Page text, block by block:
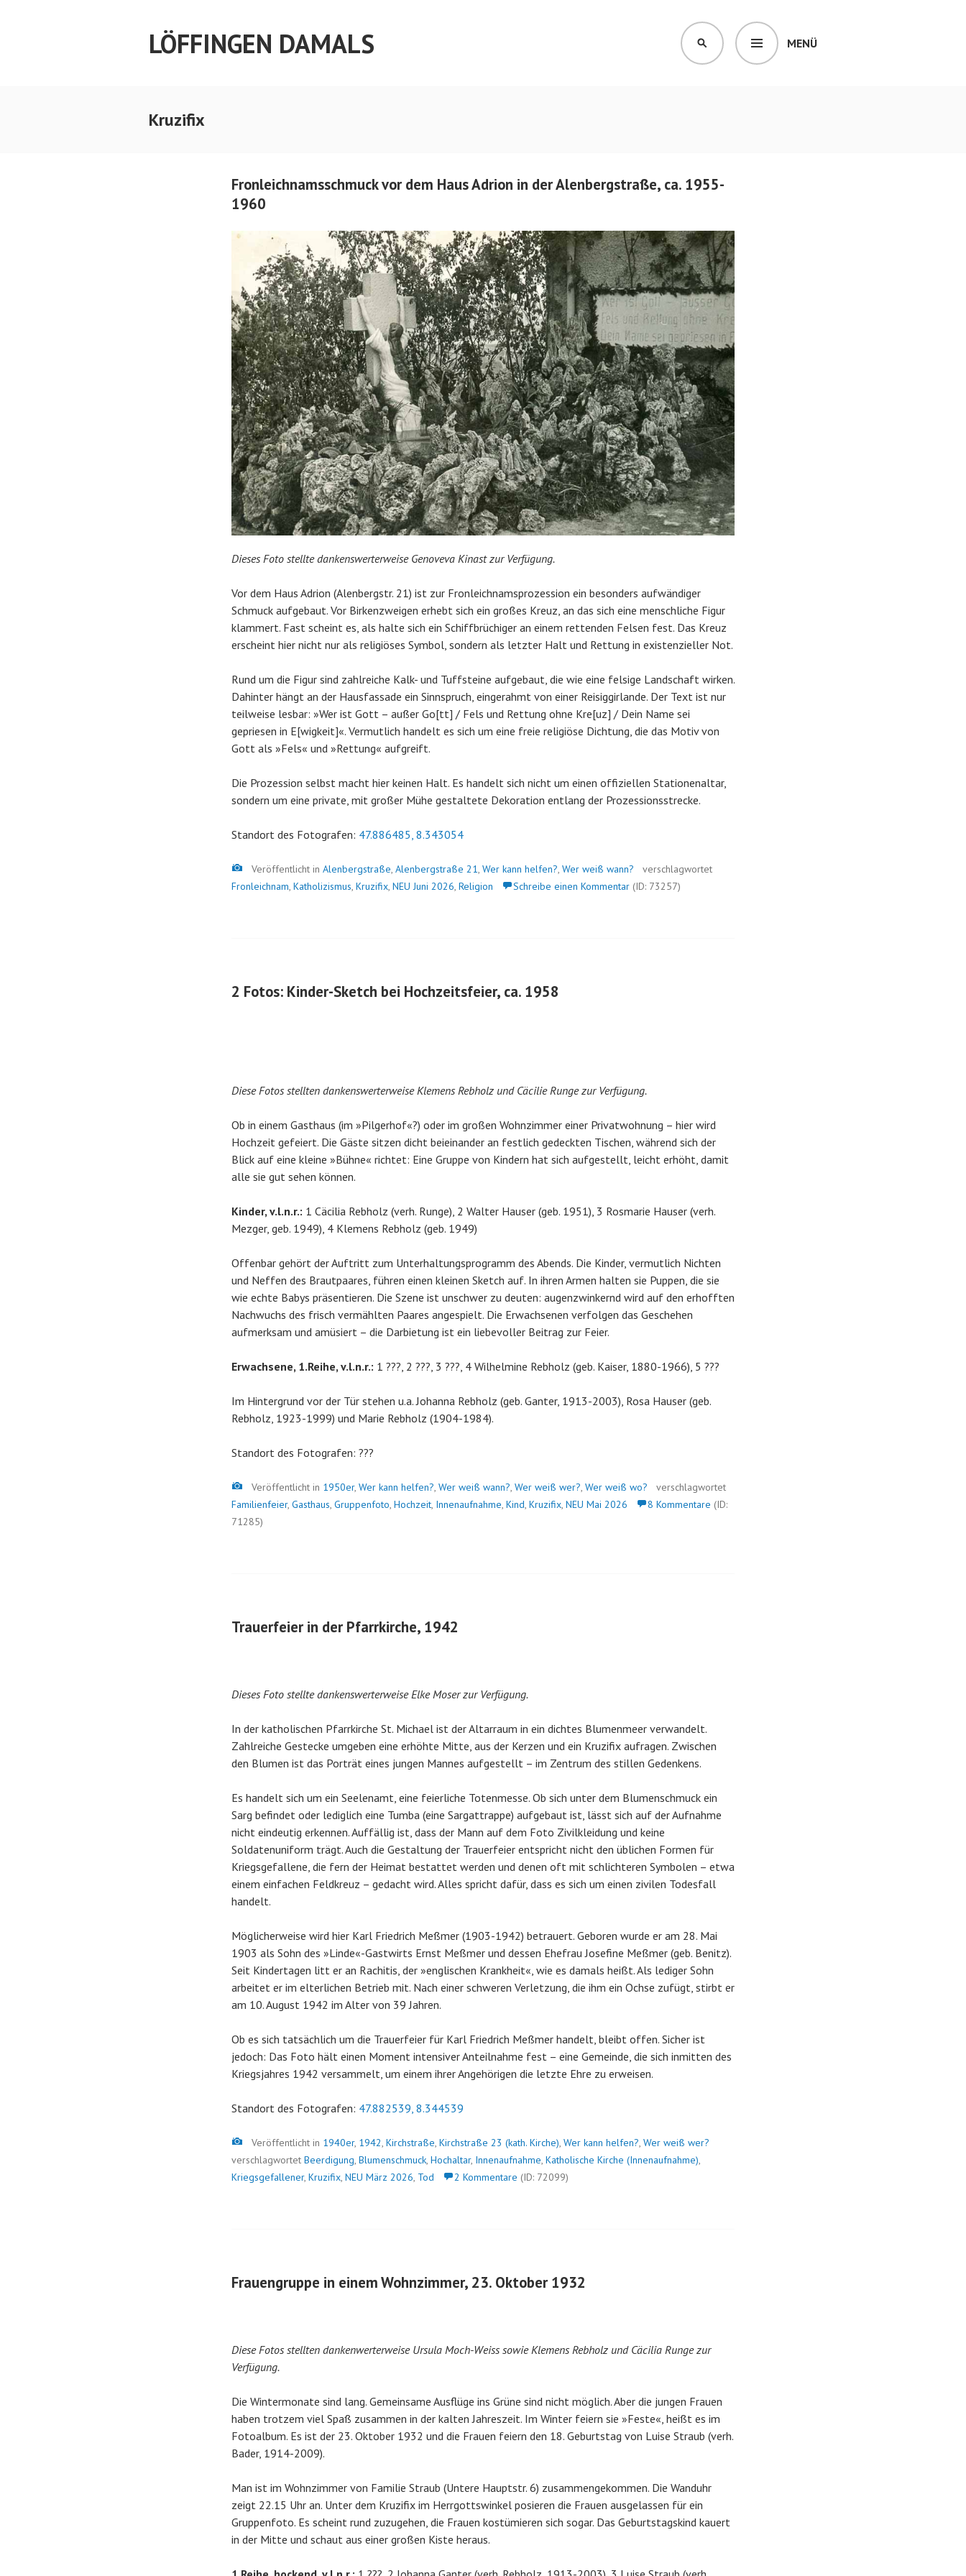
LÖFFINGEN DAMALS MENÜ
SUCHEN
Kruzifix
Fronleichnamsschmuck vor dem Haus Adrion in der Alenbergstraße, ca. 1955-
1960
Dieses Foto stellte dankenswerterweise Genoveva Kinast zur Verfügung.
Vor dem Haus Adrion (Alenbergstr. 21) ist zur Fronleichnamsprozession ein besonders aufwändiger
Schmuck aufgebaut. Vor Birkenzweigen erhebt sich ein großes Kreuz, an das sich eine menschliche Figur
klammert. Fast scheint es, als halte sich ein Schiffbrüchiger an einem rettenden Felsen fest. Das Kreuz
erscheint hier nicht nur als religiöses Symbol, sondern als letzter Halt und Rettung in existenzieller Not.
Rund um die Figur sind zahlreiche Kalk- und Tuffsteine aufgebaut, die wie eine felsige Landschaft wirken.
Dahinter hängt an der Hausfassade ein Sinnspruch, eingerahmt von einer Reisiggirlande. Der Text ist nur
teilweise lesbar: »Wer ist Gott – außer Go[tt] / Fels und Rettung ohne Kre[uz] / Dein Name sei
gepriesen in E[wigkeit]«. Vermutlich handelt es sich um eine freie religiöse Dichtung, die das Motiv von
Gott als »Fels« und »Rettung« aufgreift.
Die Prozession selbst macht hier keinen Halt. Es handelt sich nicht um einen offiziellen Stationenaltar,
sondern um eine private, mit großer Mühe gestaltete Dekoration entlang der Prozessionsstrecke.
Standort des Fotografen: 47.886485, 8.343054
Bild
Veröffentlicht in Alenbergstraße, Alenbergstraße 21, Wer kann helfen?, Wer weiß wann?
verschlagwortet
Fronleichnam, Katholizismus, Kruzifix, NEU Juni 2026, Religion Schreibe einen Kommentar (ID: 73257)
2 Fotos: Kinder-Sketch bei Hochzeitsfeier, ca. 1958
Diese Fotos stellten dankenswerterweise Klemens Rebholz und Cäcilie Runge zur Verfügung.
Ob in einem Gasthaus (im »Pilgerhof«?) oder im großen Wohnzimmer einer Privatwohnung – hier wird
Hochzeit gefeiert. Die Gäste sitzen dicht beieinander an festlich gedeckten Tischen, während sich der
Blick auf eine kleine »Bühne« richtet: Eine Gruppe von Kindern hat sich aufgestellt, leicht erhöht, damit
alle sie gut sehen können.
Kinder, v.l.n.r.: 1 Cäcilia Rebholz (verh. Runge), 2 Walter Hauser (geb. 1951), 3 Rosmarie Hauser (verh.
Mezger, geb. 1949), 4 Klemens Rebholz (geb. 1949)
Offenbar gehört der Auftritt zum Unterhaltungsprogramm des Abends. Die Kinder, vermutlich Nichten
und Neffen des Brautpaares, führen einen kleinen Sketch auf. In ihren Armen halten sie Puppen, die sie
wie echte Babys präsentieren. Die Szene ist unschwer zu deuten: augenzwinkernd wird auf den erhofften
Nachwuchs des frisch vermählten Paares angespielt. Die Erwachsenen verfolgen das Geschehen
aufmerksam und amüsiert – die Darbietung ist ein liebevoller Beitrag zur Feier.
Erwachsene, 1.Reihe, v.l.n.r.: 1 ???, 2 ???, 3 ???, 4 Wilhelmine Rebholz (geb. Kaiser, 1880-1966), 5 ???
Im Hintergrund vor der Tür stehen u.a. Johanna Rebholz (geb. Ganter, 1913-2003), Rosa Hauser (geb.
Rebholz, 1923-1999) und Marie Rebholz (1904-1984).
Standort des Fotografen: ???
Bild
Veröffentlicht in 1950er, Wer kann helfen?, Wer weiß wann?, Wer weiß wer?, Wer weiß wo?
verschlagwortet
Familienfeier, Gasthaus, Gruppenfoto, Hochzeit, Innenaufnahme, Kind, Kruzifix, NEU Mai 2026 8 Kommentare (ID:
71285)
Trauerfeier in der Pfarrkirche, 1942
Dieses Foto stellte dankenswerterweise Elke Moser zur Verfügung.
In der katholischen Pfarrkirche St. Michael ist der Altarraum in ein dichtes Blumenmeer verwandelt.
Zahlreiche Gestecke umgeben eine erhöhte Mitte, aus der Kerzen und ein Kruzifix aufragen. Zwischen
den Blumen ist das Porträt eines jungen Mannes aufgestellt – im Zentrum des stillen Gedenkens.
Es handelt sich um ein Seelenamt, eine feierliche Totenmesse. Ob sich unter dem Blumenschmuck ein
Sarg befindet oder lediglich eine Tumba (eine Sargattrappe) aufgebaut ist, lässt sich auf der Aufnahme
nicht eindeutig erkennen. Auffällig ist, dass der Mann auf dem Foto Zivilkleidung und keine
Soldatenuniform trägt. Auch die Gestaltung der Trauerfeier entspricht nicht den üblichen Formen für
Kriegsgefallene, die fern der Heimat bestattet werden und denen oft mit schlichteren Symbolen – etwa
einem einfachen Feldkreuz – gedacht wird. Alles spricht dafür, dass es sich um einen zivilen Todesfall
handelt.
Möglicherweise wird hier Karl Friedrich Meßmer (1903-1942) betrauert. Geboren wurde er am 28. Mai
1903 als Sohn des »Linde«-Gastwirts Ernst Meßmer und dessen Ehefrau Josefine Meßmer (geb. Benitz).
Seit Kindertagen litt er an Rachitis, der »englischen Krankheit«, wie es damals heißt. Als lediger Sohn
arbeitet er im elterlichen Betrieb mit. Nach einer schweren Verletzung, die ihm ein Ochse zufügt, stirbt er
am 10. August 1942 im Alter von 39 Jahren.
Ob es sich tatsächlich um die Trauerfeier für Karl Friedrich Meßmer handelt, bleibt offen. Sicher ist
jedoch: Das Foto hält einen Moment intensiver Anteilnahme fest – eine Gemeinde, die sich inmitten des
Kriegsjahres 1942 versammelt, um einem ihrer Angehörigen die letzte Ehre zu erweisen.
Standort des Fotografen: 47.882539, 8.344539
Bild
Veröffentlicht in 1940er, 1942, Kirchstraße, Kirchstraße 23 (kath. Kirche), Wer kann helfen?, Wer weiß wer?
verschlagwortet Beerdigung, Blumenschmuck, Hochaltar, Innenaufnahme, Katholische Kirche (Innenaufnahme),
Kriegsgefallener, Kruzifix, NEU März 2026, Tod 2 Kommentare (ID: 72099)
Frauengruppe in einem Wohnzimmer, 23. Oktober 1932
Diese Fotos stellten dankenwerterweise Ursula Moch-Weiss sowie Klemens Rebholz und Cäcilia Runge zur
Verfügung.
Die Wintermonate sind lang. Gemeinsame Ausflüge ins Grüne sind nicht möglich. Aber die jungen Frauen
haben trotzem viel Spaß zusammen in der kalten Jahreszeit. Im Winter feiern sie »Feste«, heißt es im
Fotoalbum. Es ist der 23. Oktober 1932 und die Frauen feiern den 18. Geburtstag von Luise Straub (verh.
Bader, 1914-2009).
Man ist im Wohnzimmer von Familie Straub (Untere Hauptstr. 6) zusammengekommen. Die Wanduhr
zeigt 22.15 Uhr an. Unter dem Kruzifix im Herrgottswinkel posieren die Frauen ausgelassen für ein
Gruppenfoto. Es scheint rund zuzugehen, die Frauen kostümieren sich sogar. Das Geburtstagskind kauert
in der Mitte und schaut aus einer großen Kiste heraus.